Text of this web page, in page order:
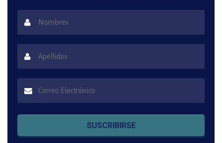
SUSCRIBIRSE